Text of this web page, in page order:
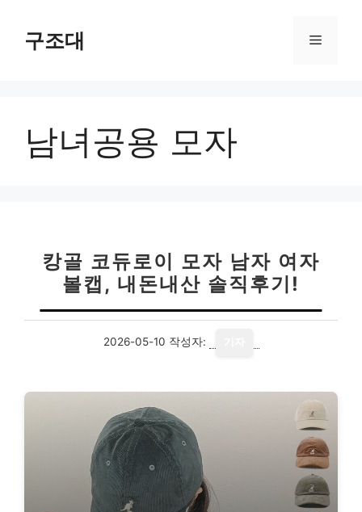
구조대 메
남녀공용 모자
캉골 코듀로이 모자 남자 여자
볼캡, 내돈내산 솔직후기!
2026-05-10 작성자: